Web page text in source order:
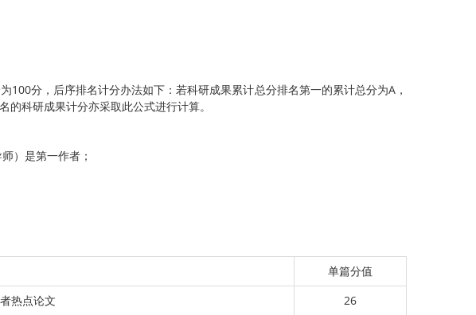
分，后序排名计分办法如下：若科研成果累计总分排名第一的累计总分为A，
科研成果计分亦采取此公式进行计算。
）是第一作者；
单篇分值
热点论文
26